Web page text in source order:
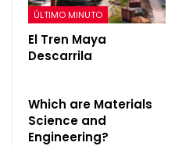
ÚLTIMO MINUTO
El Tren Maya
Descarrila
Which are Materials
Science and
Engineering?